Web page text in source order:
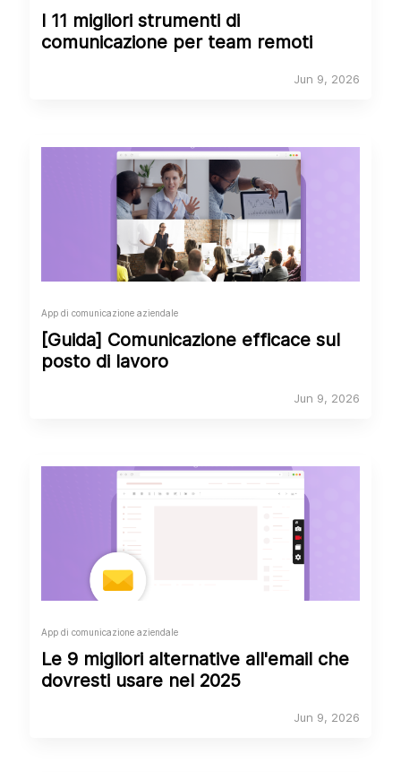
I 11 migliori strumenti di
comunicazione per team remoti
Jun 9, 2026
App di comunicazione aziendale
[Guida] Comunicazione efficace sul
posto di lavoro
Jun 9, 2026
App di comunicazione aziendale
Le 9 migliori alternative all'email che
dovresti usare nel 2025
Jun 9, 2026